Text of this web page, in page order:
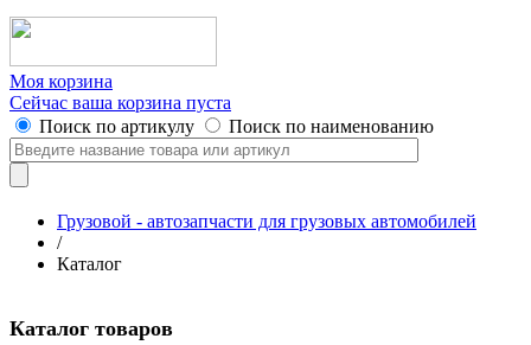
Моя корзина
Сейчас ваша корзина пуста
Поиск по артикулу
Поиск по наименованию
Грузовой - автозапчасти для грузовых автомобилей
/
Каталог
Каталог товаров